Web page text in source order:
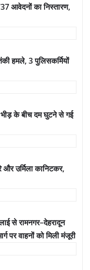
आवेदनों का निस्तारण,
हमले, 3 पुलिसकर्मियों
भीड़ के बीच दम घुटने से गई
उर्मिला कानिटकर,
से रामनगर–देहरादून
पर वाहनों को मिली मंजूरी